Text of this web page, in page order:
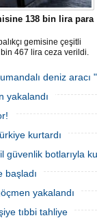
138 bin lira para
gemisine çeşitli
467 lira ceza verildi.
deniz aracı
yakalandı
kurtardı
güvenlik botlarıyla
başladı
yakalandı
tıbbi tahliye